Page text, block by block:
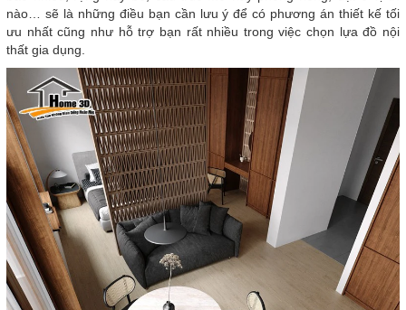
nào… sẽ là những điều bạn cần lưu ý để có phương án thiết kế tối
ưu nhất cũng như hỗ trợ bạn rất nhiều trong việc chọn lựa đồ nội
thất gia dụng.